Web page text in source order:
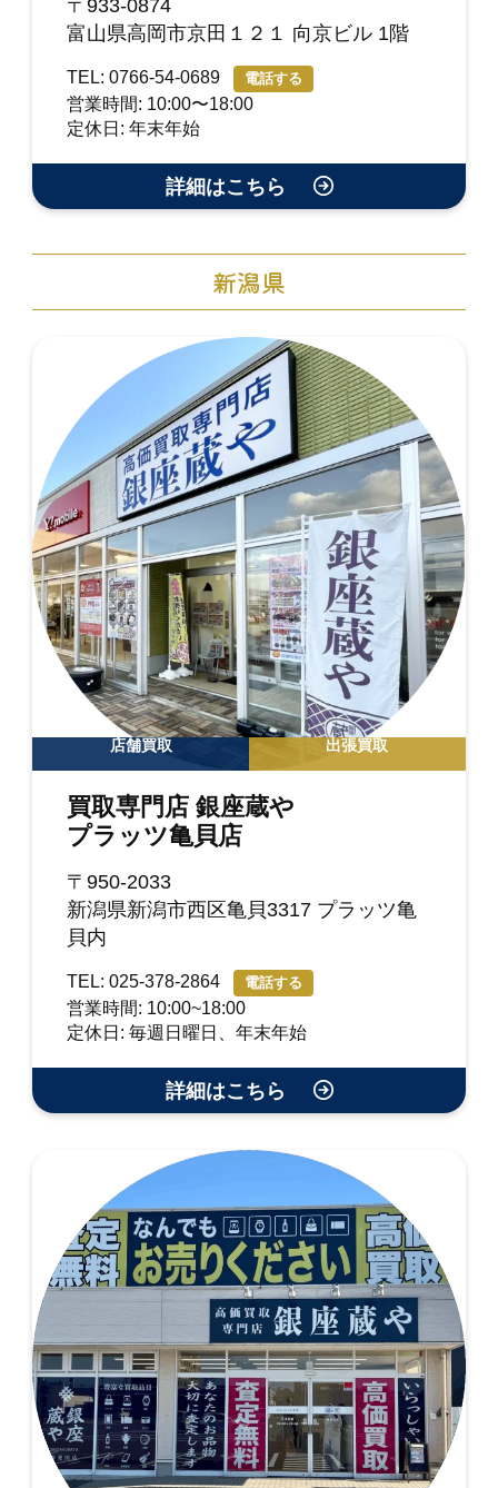
〒933-0874
富山県高岡市京田１２１ 向京ビル 1階
TEL: 0766-54-0689 電話する
営業時間: 10:00〜18:00
定休日: 年末年始
詳細はこちら
新潟県
店舗買取 出張買取
買取専門店 銀座蔵や
プラッツ亀貝店
〒950-2033
新潟県新潟市西区亀貝3317 プラッツ亀
貝内
TEL: 025-378-2864 電話する
営業時間: 10:00~18:00
定休日: 毎週日曜日、年末年始
詳細はこちら